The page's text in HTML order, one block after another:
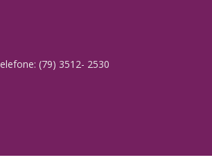
(79) 3512- 2530